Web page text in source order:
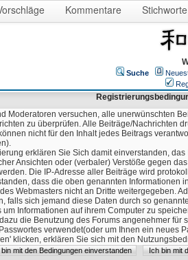
Kommentare Stichworte
Suche
Moderatoren versuchen, alle unerwünschten
zu überprüfen. Alle Beiträge/Nachrichten
nicht für den Inhalt jedes Beitrags
erklären Sie Sich damit einverstanden,
Ansichten oder (verbaler) Verstöße gegen
Die IP-Adresse aller Beiträge wird
dass die oben genannten Informationen
Webmasters nicht an Dritte weitergegeben.
falls sich jemand diese Daten durch so
um Informationen auf ihrem Computer zu
die Benutzung des Forums angenehmer
verwendet(oder um Ihnen ein neues
klicken, erklären Sie sich mit den